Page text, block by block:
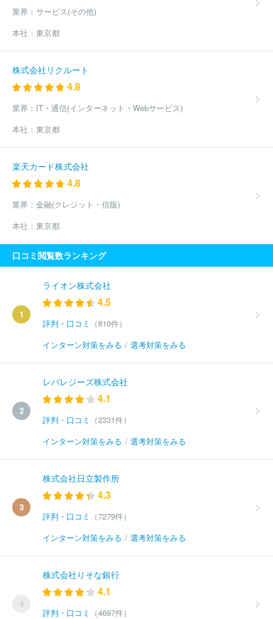
業界： サービス(その他)
本社： 東京都
株式会社リクルート
4.8
業界： IT・通信(インターネット・Webサービス)
本社： 東京都
楽天カード株式会社
4.8
業界： 金融(クレジット・信販)
本社： 東京都
口コミ閲覧数ランキング
1
ライオン株式会社
4.5
評判・口コミ
（810件）
インターン対策をみる / 選考対策をみる
2
レバレジーズ株式会社
4.1
評判・口コミ
（2331件）
インターン対策をみる / 選考対策をみる
3
株式会社日立製作所
4.3
評判・口コミ
（7279件）
インターン対策をみる / 選考対策をみる
4
株式会社りそな銀行
4.1
評判・口コミ
（4697件）